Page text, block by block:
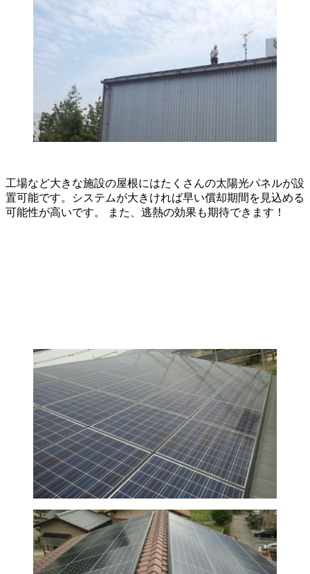
工場など大きな施設の屋根にはたくさんの太陽光パネルが設
置可能です。システムが大きければ早い償却期間を見込める
可能性が高いです。 また、逃熱の効果も期待できます！